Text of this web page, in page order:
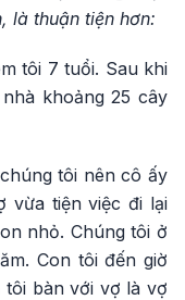
là thuận tiện hơn:
tôi 7 tuổi. Sau khi
khoảng 25 cây
tôi nên cô ấy
vừa tiện việc đi lại
nhỏ. Chúng tôi ở
Con tôi đến giờ
bàn với vợ là vợ